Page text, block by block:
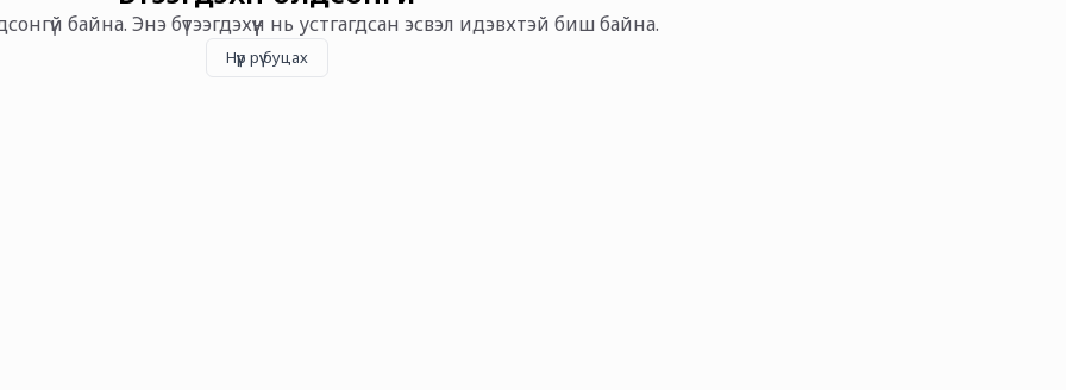
байна. Энэ бүтээгдэхүүн нь устгагдсан эсвэл идэвхтэй биш байна.
Нүүр рүү буцах